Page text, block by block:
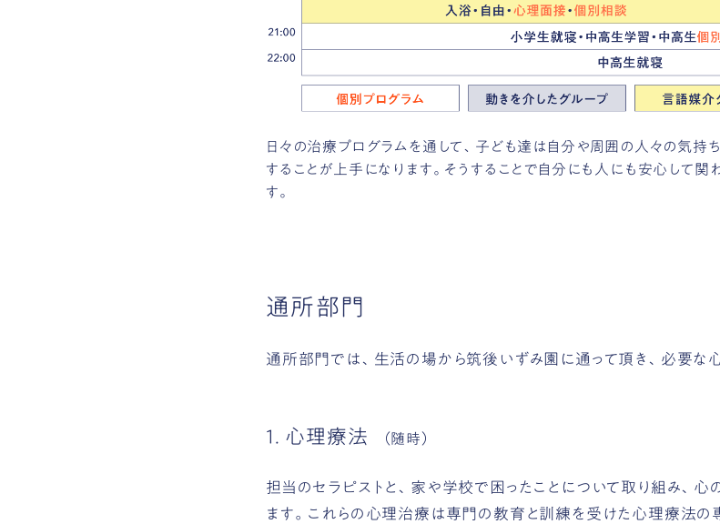
日々の治療プログラムを通して、子ども達は自分や周囲の人々の気持
することが上手になります。そうすることで自分にも人にも安心して関
す。
通所部門
通所部門では、生活の場から筑後いずみ園に通って頂き、必要な
1. 心理療法 （随時）
担当のセラピストと、家や学校で困ったことについて取り組み、
ます。これらの心理治療は専門の教育と訓練を受けた心理療法の